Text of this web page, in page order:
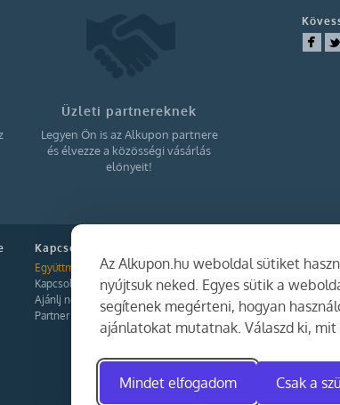
Az Alkupon.hu weboldal sütiket
nyújtsuk neked. Egyes sütik a
segítenek megérteni, hogyan
ajánlatokat mutatnak. Válaszd ki, mit
Mindet elfogadom Csak a
Üzleti partnereknek
Legyen Ön is az Alkupon partnere
és élvezze a közösségi vásárlás
előnyeit!
Kapcsolat
Együttműködés
Kapcsolat
Ajánlj nekünk!
Partner Belépés